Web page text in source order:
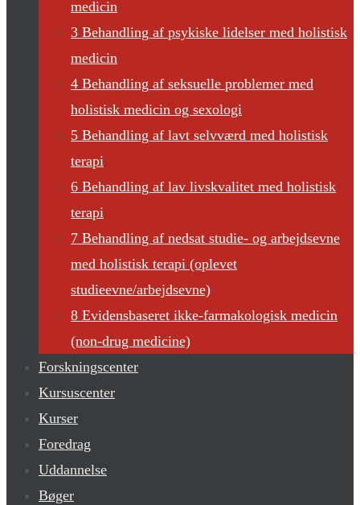
medicin
3 Behandling af psykiske lidelser med holistisk
medicin
4 Behandling af seksuelle problemer med
holistisk medicin og sexologi
5 Behandling af lavt selvværd med holistisk
terapi
6 Behandling af lav livskvalitet med holistisk
terapi
7 Behandling af nedsat studie- og arbejdsevne
med holistisk terapi (oplevet
studieevne/arbejdsevne)
8 Evidensbaseret ikke-farmakologisk medicin
(non-drug medicine)
Forskningscenter
Kursuscenter
Kurser
Foredrag
Uddannelse
Bøger